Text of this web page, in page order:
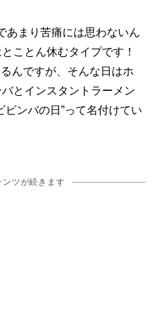
あまり苦痛には思わないん
ことん休むタイプです！
んですが、そんな日はホ
とインスタントラーメン
ビンバの日”って名付けてい
ツが続きます